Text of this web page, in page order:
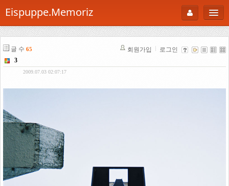
Eispuppe.Memoriz
로그인
About
AboutTori
Photo
B Cut
Portfolio
백과사전
글 수 65 회원가입 로그인
3
2009.07.03 02:07:17